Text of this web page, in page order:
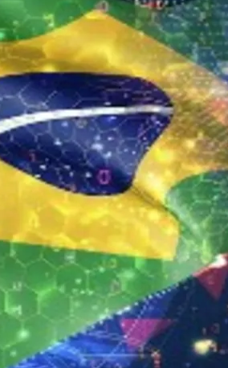
AraçariguamaCajamarCaieirasFranco da